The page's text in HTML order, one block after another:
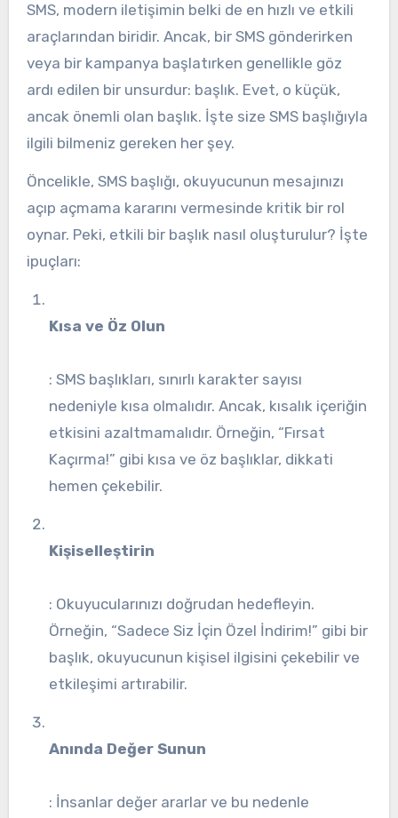
SMS, modern iletişimin belki de en hızlı ve etkili
araçlarından biridir. Ancak, bir SMS gönderirken
veya bir kampanya başlatırken genellikle göz
ardı edilen bir unsurdur: başlık. Evet, o küçük,
ancak önemli olan başlık. İşte size SMS başlığıyla
ilgili bilmeniz gereken her şey.
Öncelikle, SMS başlığı, okuyucunun mesajınızı
açıp açmama kararını vermesinde kritik bir rol
oynar. Peki, etkili bir başlık nasıl oluşturulur? İşte
ipuçları:
Kısa ve Öz Olun
: SMS başlıkları, sınırlı karakter sayısı
nedeniyle kısa olmalıdır. Ancak, kısalık içeriğin
etkisini azaltmamalıdır. Örneğin, “Fırsat
Kaçırma!” gibi kısa ve öz başlıklar, dikkati
hemen çekebilir.
Kişiselleştirin
: Okuyucularınızı doğrudan hedefleyin.
Örneğin, “Sadece Siz İçin Özel İndirim!” gibi bir
başlık, okuyucunun kişisel ilgisini çekebilir ve
etkileşimi artırabilir.
Anında Değer Sunun
: İnsanlar değer ararlar ve bu nedenle